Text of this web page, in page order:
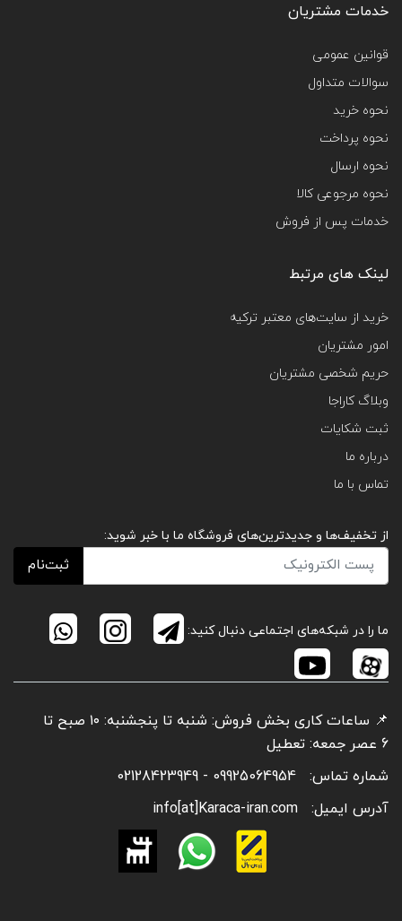
خدمات مشتریان
قوانین عمومی
سوالات متداول
نحوه خرید
نحوه پرداخت
نحوه ارسال
نحوه مرجوعی کالا
خدمات پس از فروش
لینک های مرتبط
خرید از سایت‌های معتبر ترکیه
امور مشتریان
حریم شخصی مشتریان
وبلاگ کاراجا
ثبت شکایات
درباره ما
تماس با ما
از تخفیف‌ها و جدیدترین‌های فروشگاه ما با خبر شوید:
ثبت‌نام
ما را در شبکه‌های اجتماعی دنبال کنید:
📌 ساعات کاری بخش فروش: شنبه تا پنجشنبه: ۱۰ صبح تا
6 عصر جمعه: تعطیل
شماره تماس:
09925064954 - 02128423949
آدرس ایمیل:
info[at]Karaca-iran.com